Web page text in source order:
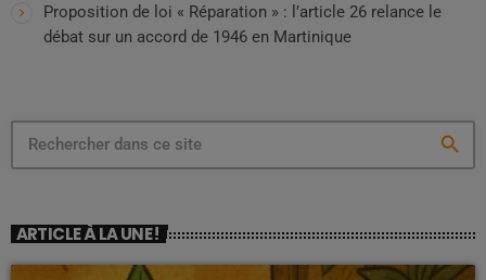
Proposition de loi « Réparation » : l’article 26 relance le
débat sur un accord de 1946 en Martinique
search
ARTICLE À LA UNE !